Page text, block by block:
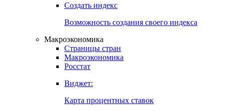
Создать индекс
Возможность создания своего индекса
Макроэкономика
Страницы стран
Макроэкономика
Росстат
Виджет:
Карта процентных ставок